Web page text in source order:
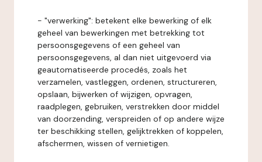
- "verwerking": betekent elke bewerking of elk
geheel van bewerkingen met betrekking tot
persoonsgegevens of een geheel van
persoonsgegevens, al dan niet uitgevoerd via
geautomatiseerde procedés, zoals het
verzamelen, vastleggen, ordenen, structureren,
opslaan, bijwerken of wijzigen, opvragen,
raadplegen, gebruiken, verstrekken door middel
van doorzending, verspreiden of op andere wijze
ter beschikking stellen, gelijktrekken of koppelen,
afschermen, wissen of vernietigen.